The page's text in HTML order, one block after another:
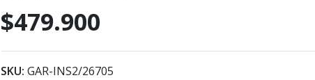
$479.900
SKU: GAR-INS2/26705